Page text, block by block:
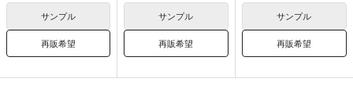
サンプル
再販希望
サンプル
再販希望
サンプル
再販希望